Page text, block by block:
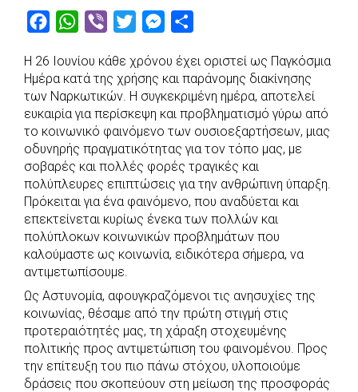
c
e
b
o
o
k
W
a
t
s
A
p
b
e
r
i
t
t
e
r
s
s
e
n
g
e
r
a
r
e
Η 26 Ιουνίου κάθε χρόνου έχει οριστεί ως Παγκόσμια
Ημέρα κατά της χρήσης και παράνομης διακίνησης
των Ναρκωτικών. Η συγκεκριμένη ημέρα, αποτελεί
ευκαιρία για περίσκεψη και προβληματισμό γύρω από
το κοινωνικό φαινόμενο των ουσιοεξαρτήσεων, μιας
οδυνηρής πραγματικότητας για τον τόπο μας, με
σοβαρές και πολλές φορές τραγικές και
πολύπλευρες επιπτώσεις για την ανθρώπινη ύπαρξη.
Πρόκειται για ένα φαινόμενο, που αναδύεται και
επεκτείνεται κυρίως ένεκα των πολλών και
πολύπλοκων κοινωνικών προβλημάτων που
καλούμαστε ως κοινωνία, ειδικότερα σήμερα, να
αντιμετωπίσουμε.
Ως Αστυνομία, αφουγκραζόμενοι τις ανησυχίες της
κοινωνίας, θέσαμε από την πρώτη στιγμή στις
προτεραιότητές μας, τη χάραξη στοχευμένης
πολιτικής προς αντιμετώπιση του φαινομένου. Προς
την επίτευξη του πιο πάνω στόχου, υλοποιούμε
δράσεις που σκοπεύουν στη μείωση της προσφοράς